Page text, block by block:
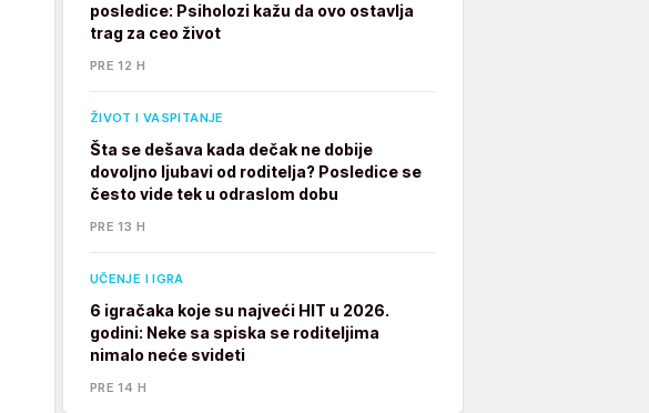
posledice: Psiholozi kažu da ovo ostavlja
trag za ceo život
PRE 12 H
ŽIVOT I VASPITANJE
Šta se dešava kada dečak ne dobije
dovoljno ljubavi od roditelja? Posledice se
često vide tek u odraslom dobu
PRE 13 H
UČENJE I IGRA
6 igračaka koje su najveći HIT u 2026.
godini: Neke sa spiska se roditeljima
nimalo neće svideti
PRE 14 H